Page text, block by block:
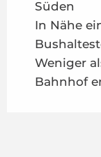
Süden
In Nähe
Weniger
Bahnhof